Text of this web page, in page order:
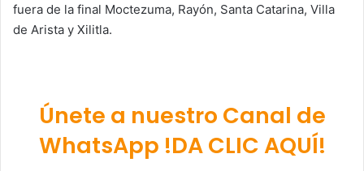
fuera de la final Moctezuma, Rayón, Santa Catarina, Villa
de Arista y Xilitla.
Únete a nuestro Canal de
WhatsApp !DA CLIC AQUÍ!